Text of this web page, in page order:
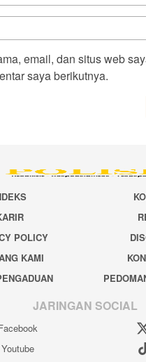
email, dan situs web
saya berikutnya.
POLICY
KAMI
JARINGAN SOCIAL
Youtube